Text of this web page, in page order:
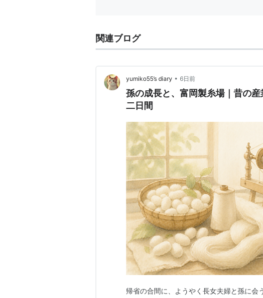
関連ブログ
yumiko55’s diary • 6日前
孫の成長と、富岡製糸場｜昔の
二日間
帰省の合間に、ようやく長女夫婦と孫に